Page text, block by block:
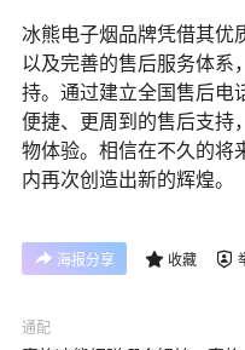
冰熊电子烟品牌凭借其优
以及完善的售后服务体系
持。通过建立全国售后电
便捷、更周到的售后支持
物体验。相信在不久的将
内再次创造出新的辉煌。
海报分享 收藏
通配